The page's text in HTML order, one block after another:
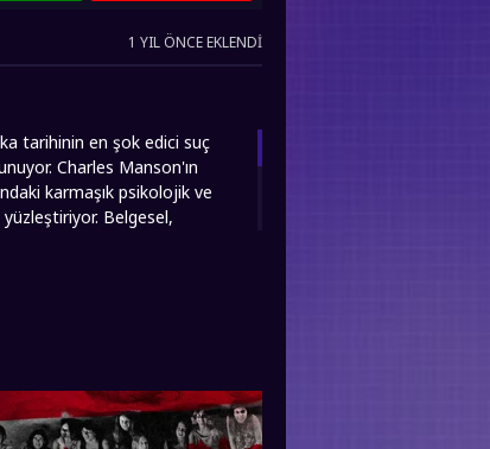
1 YIL ÖNCE EKLENDI
tarihinin en şok edici suç
Charles Manson'ın
karmaşık psikolojik ve
Belgesel,
dönemin karşı kültür
bağlantıları inceliyor. Film,
yer verirken,
sadece bir cinayet belgeseli
bireyler üzerindeki